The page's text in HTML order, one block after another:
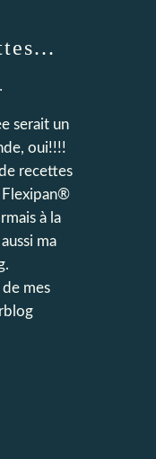
serait un
oui!!!!
recettes
Flexipan®
à la
ma
mes